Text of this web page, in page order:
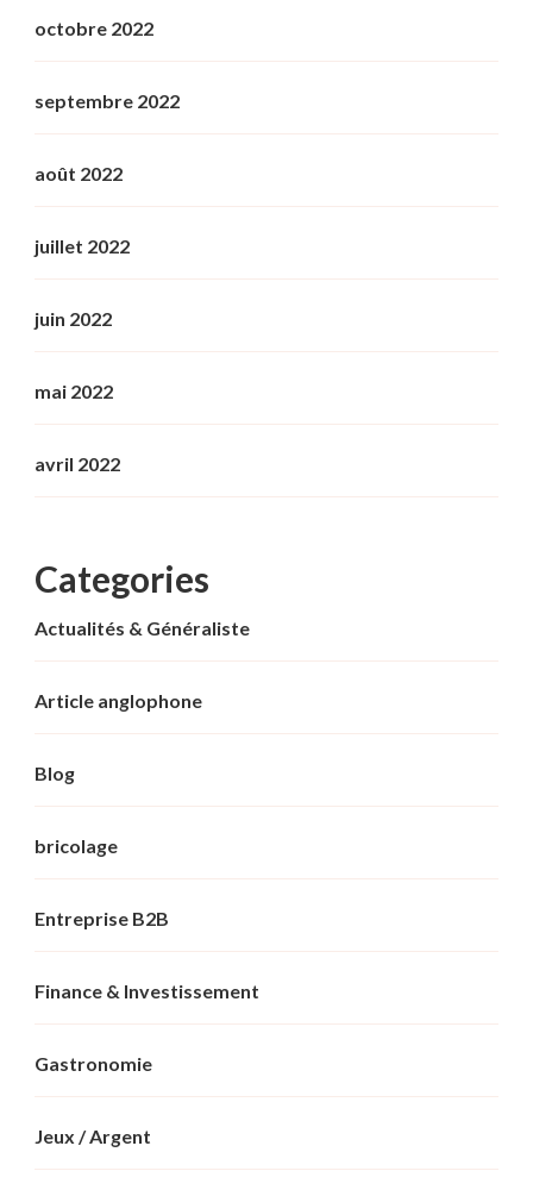
octobre 2022
septembre 2022
août 2022
juillet 2022
juin 2022
mai 2022
avril 2022
Categories
Actualités & Généraliste
Article anglophone
Blog
bricolage
Entreprise B2B
Finance & Investissement
Gastronomie
Jeux / Argent